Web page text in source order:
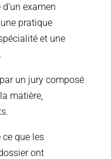
examen
pratique
et une
un jury composé
matière,
ce que les
ont